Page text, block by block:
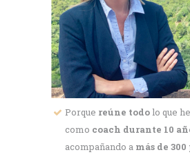
Porque reúne todolo que
como coach durante 10
acompañando a más de